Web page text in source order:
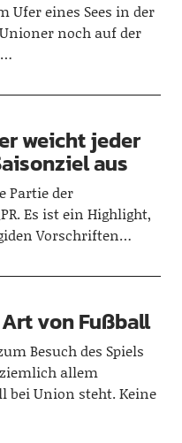
Ufer eines Sees in der
noch auf der
weicht jeder
aus
Partie der
Es ist ein Highlight,
Vorschriften…
von Fußball
Besuch des Spiels
allem
bei Union steht. Keine